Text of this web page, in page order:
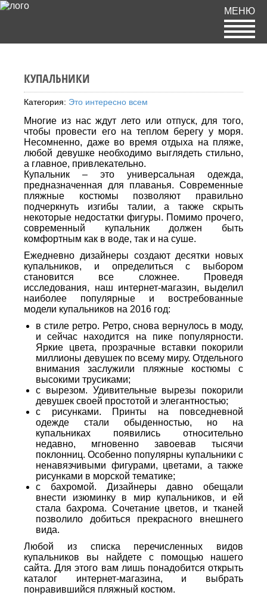
МЕНЮ
КУПАЛЬНИКИ
Категория: Это интересно всем
Многие из нас ждут лето или отпуск, для того,
чтобы провести его на теплом берегу у моря.
Несомненно, даже во время отдыха на пляже,
любой девушке необходимо выглядеть стильно,
а главное, привлекательно.
Купальник – это универсальная одежда,
предназначенная для плаванья. Современные
пляжные костюмы позволяют правильно
подчеркнуть изгибы талии, а также скрыть
некоторые недостатки фигуры. Помимо прочего,
современный купальник должен быть
комфортным как в воде, так и на суше.
Ежедневно дизайнеры создают десятки новых
купальников, и определиться с выбором
становится все сложнее. Проведя
исследования, наш интернет-магазин, выделил
наиболее популярные и востребованные
модели купальников на 2016 год:
в стиле ретро. Ретро, снова вернулось в моду,
и сейчас находится на пике популярности.
Яркие цвета, прозрачные вставки покорили
миллионы девушек по всему миру. Отдельного
внимания заслужили пляжные костюмы с
высокими трусиками;
с вырезом. Удивительные вырезы покорили
девушек своей простотой и элегантностью;
с рисунками. Принты на повседневной
одежде стали обыденностью, но на
купальниках появились относительно
недавно, мгновенно завоевав тысячи
поклонниц. Особенно популярны купальники с
ненавязчивыми фигурами, цветами, а также
рисунками в морской тематике;
с бахромой. Дизайнеры давно обещали
внести изюминку в мир купальников, и ей
стала бахрома. Сочетание цветов, и тканей
позволило добиться прекрасного внешнего
вида.
Любой из списка перечисленных видов
купальников вы найдете с помощью нашего
сайта. Для этого вам лишь понадобится открыть
каталог интернет-магазина, и выбрать
понравившийся пляжный костюм.